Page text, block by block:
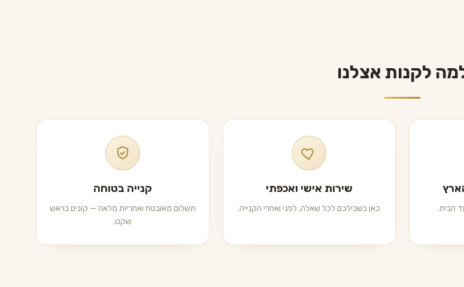
לקנות אצלנו
הבית.
שירות אישי ואכפתי
כאן בשבילכם לכל שאלה, לפני ואחרי הקנייה.
קנייה בטוחה
תשלום מאובטח ואחריות מלאה — קונים בראש
שקט.